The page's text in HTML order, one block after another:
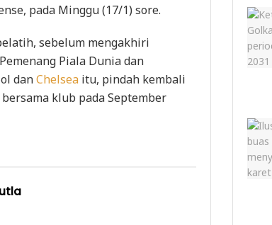
pada Minggu (17/1) sore.
sebelum mengakhiri
Piala Dunia dan
danChelsea itu, pindah kembali
klub pada September